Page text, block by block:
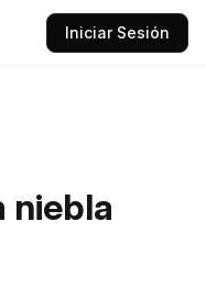
Iniciar Sesión
niebla